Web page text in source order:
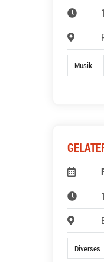
Musik
Diverses